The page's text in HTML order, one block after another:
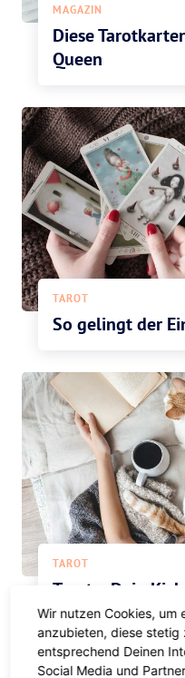
MAGAZIN
Diese
Queen
TAROT
So gelingt der
TAROT
Tarot – Dein
Wir nutzen Cookies, um
anzubieten, diese stetig
entsprechend Deinen
Social Media und